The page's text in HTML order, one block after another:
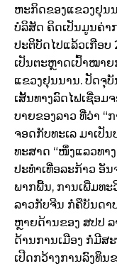
ຫະກິດ​ຂອງ​ແຂວງ​ຢຸນ
ບໍລິສັດ ​ຄິດ​ເປັນ​ມູນ​ຄ່າ​
ປະຕິບັດ​ໄປ​ແລ້ວ​ເກືອບ
ເປັນ​ຕະຫຼາດ​ເປົ້າໝາ
ແຂວງ​ຢຸນນານ. ປັດຈຸ
ເສັ້ນທາງ​ລົດ​ໄຟ​ເຊື່ອ
ບາຍຂອງ​ລາວ ທີ່​ວ່າ
ຈອດ​ກັບ​ທະ​ເລ ມາ​ເປັ
ທະ​ສາດ “ໜຶ່ງ​ແລວ​ທາ
ປະ​ທຳ​ເທື່ອ​ລະ​ກ້າວ ອັ
ພາກພື້ນ, ການ​ເພີ່ມ​ທ
ລາວ​ກັບ​ຈີນ ກໍ່ຄື​ບັນດາ​
ຫຼາຍດ້ານ​ຂອງ ສປປ ລ
ດ້ານ​ການ​ເມືອງ ກໍ່ມີ​
ເປີດ​ກວ້າງ​ການ​ລົງທຶນ